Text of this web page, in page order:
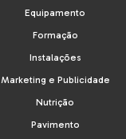
Equipamento
Formação
Instalações
Marketing e Publicidade
Nutrição
Pavimento